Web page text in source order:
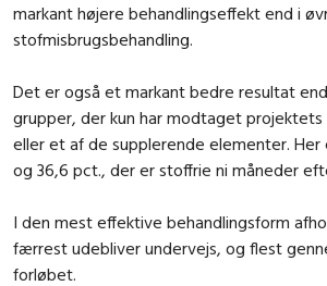
markant højere behandlingseffekt end i
stofmisbrugsbehandling.
Det er også et markant bedre resultat
grupper, der kun har modtaget projektets
eller et af de supplerende elementer. Her
og 36,6 pct., der er stoffrie ni måneder
I den mest effektive behandlingsform
færrest udebliver undervejs, og flest
forløbet.